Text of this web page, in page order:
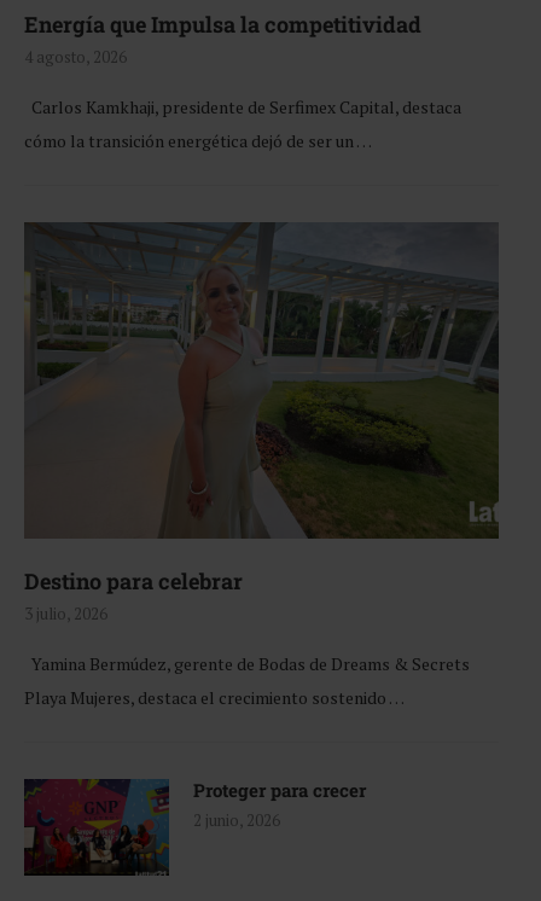
Energía que Impulsa la competitividad
4 agosto, 2026
Carlos Kamkhaji, presidente de Serfimex Capital, destaca
cómo la transición energética dejó de ser un …
Destino para celebrar
3 julio, 2026
Yamina Bermúdez, gerente de Bodas de Dreams & Secrets
Playa Mujeres, destaca el crecimiento sostenido …
Proteger para crecer
2 junio, 2026